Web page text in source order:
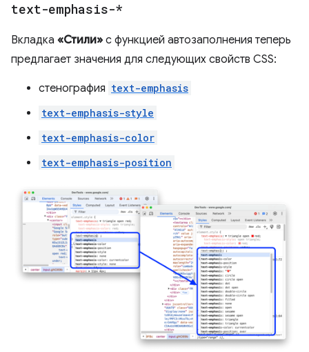
text-emphasis-*
Вкладка «Стили» с функцией автозаполнения теперь
предлагает значения для следующих свойств CSS:
стенография text-emphasis
text-emphasis-style
text-emphasis-color
text-emphasis-position